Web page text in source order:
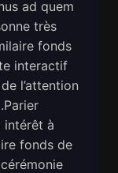
ad quem
très
fonds
interactif
l’attention
intérêt à
fonds de